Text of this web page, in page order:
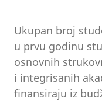
Ukupan broj
u prvu godinu
osnovnih
i integrisanih
finansiraju iz